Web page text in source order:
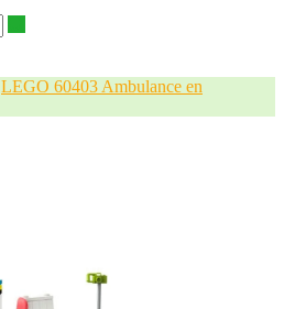
LEGO 60403 Ambulance en